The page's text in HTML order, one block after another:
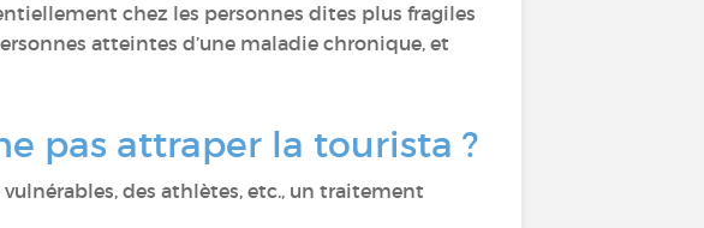
chez les personnes dites plus fragiles
atteintes d’une maladie chronique, et
pas attraper la tourista ?
des athlètes, etc., un traitement